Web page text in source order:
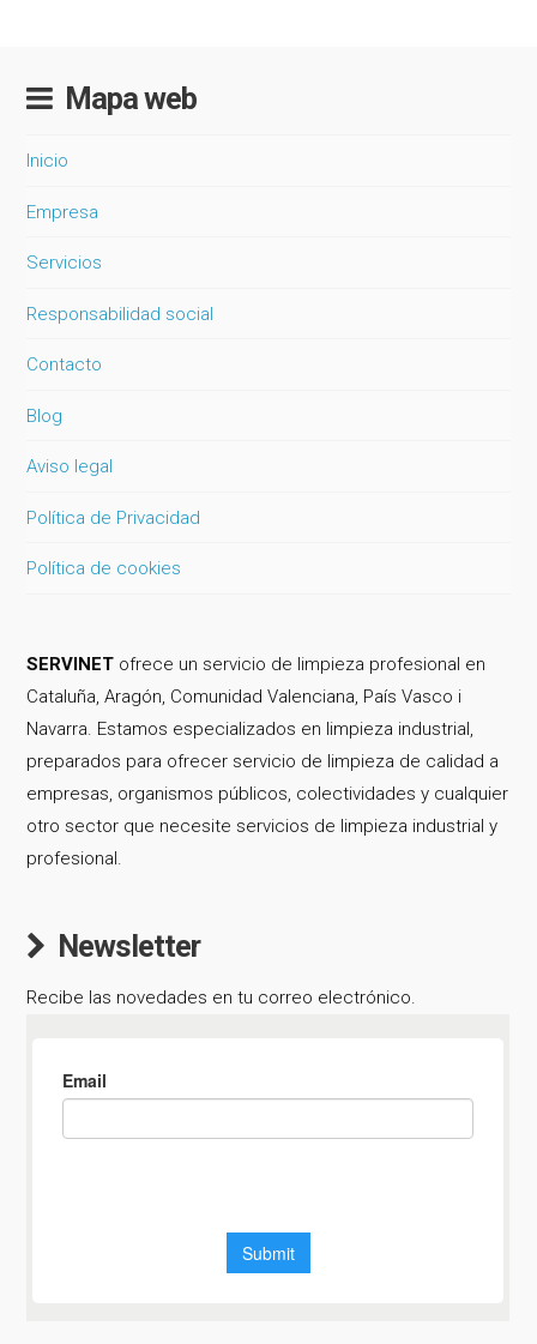
Mapa web
Inicio
Empresa
Servicios
Responsabilidad social
Contacto
Blog
Aviso legal
Política de Privacidad
Política de cookies
SERVINET ofrece un servicio de limpieza profesional en
Cataluña, Aragón, Comunidad Valenciana, País Vasco i
Navarra. Estamos especializados en limpieza industrial,
preparados para ofrecer servicio de limpieza de calidad a
empresas, organismos públicos, colectividades y cualquier
otro sector que necesite servicios de limpieza industrial y
profesional.
Newsletter
Recibe las novedades en tu correo electrónico.